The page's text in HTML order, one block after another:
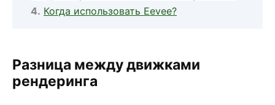
Когда использовать Eevee?
Разница между движками
рендеринга